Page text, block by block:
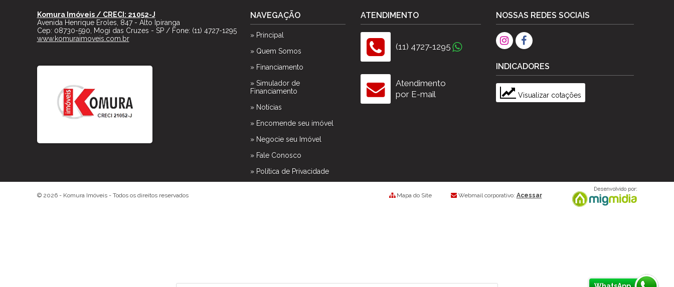
Komura Imóveis / CRECI: 21052-J
Avenida Henrique Eroles, 847 - Alto Ipiranga
Cep: 08730-590 Mogi das Cruzes - SP/ Fone: (11) 4727-1295
www.komuraimoveis.com.br
NAVEGAÇÃO
» Principal
» Quem Somos
» Financiamento
» Simulador de
Financiamento
» Notícias
» Encomende seu imóvel
» Negocie seu Imóvel
» Fale Conosco
» Política de Privacidade
ATENDIMENTO
(11) 4727-1295
Atendimento
por E-mail
NOSSAS REDES SOCIAIS
INDICADORES
Visualizar cotações
© 2026 - Komura Imóveis- Todos os direitos reservados Mapa do Site Webmail corporativo: Acessar